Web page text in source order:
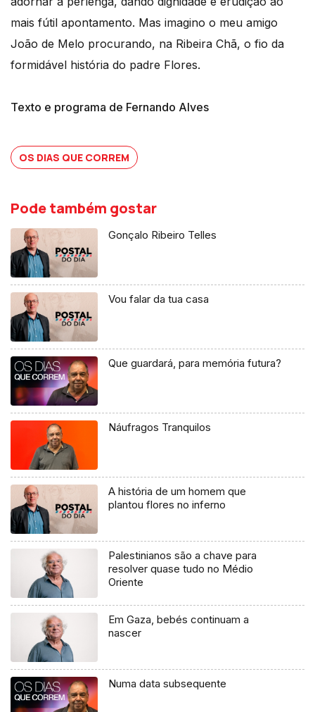
mais fútil apontamento. Mas imagino o meu amigo
João de Melo procurando, na Ribeira Chã, o fio da
formidável história do padre Flores.
Texto e programa de Fernando Alves
OS DIAS QUE CORREM
Pode também gostar
Gonçalo Ribeiro Telles
Vou falar da tua casa
Que guardará, para memória futura?
Náufragos Tranquilos
A história de um homem que
plantou flores no inferno
Palestinianos são a chave para
resolver quase tudo no Médio
Oriente
Em Gaza, bebés continuam a
nascer
Numa data subsequente